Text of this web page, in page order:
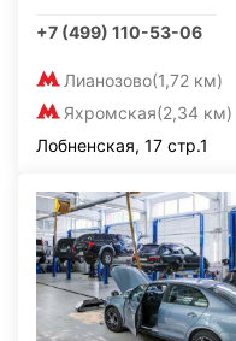
+7 (499) 110-53-06
Лианозово(1,72 км)
Яхромская(2,34 км)
Лобненская, 17 стр.1